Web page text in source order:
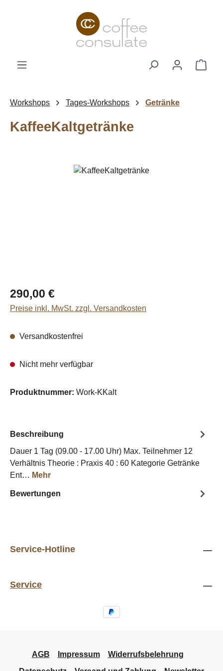
Zum Hauptinhalt springen
Workshops Tages-Workshops Getränke
KaffeeKaltgetränke
Bildergalerie überspringen
Regulärer Preis:
290,00 €
Preise inkl. MwSt. zzgl. Versandkosten
Versandkostenfrei
Nicht mehr verfügbar
Produktnummer: Work-KKalt
Beschreibung
Dauer 1 Tag (09.00 - 17.00 Uhr) Max. Teilnehmer 12
Verhältnis Theorie : Praxis 40 : 60 Kategorie Getränke
Ent… Mehr
Bewertungen
Service-Hotline
Service
AGB Impressum
Widerrufsbelehrung